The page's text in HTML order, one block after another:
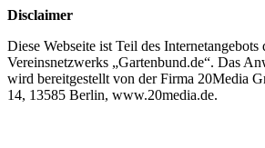
Disclaimer
Diese Webseite ist Teil des
Vereinsnetzwerks „Gartenbund.de“. Das
wird bereitgestellt von der Firma 20Media
14, 13585 Berlin, www.20media.de.